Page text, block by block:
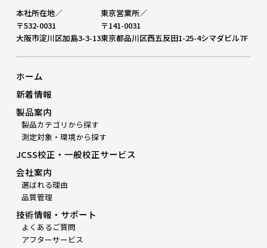
本社所在地／
〒532-0031
大阪市淀川区加島3-3-13
東京営業所／
〒141-0031
東京都品川区西五反田1-25-4シマダビル7F
ホーム
新着情報
製品案内
製品カテゴリから探す
測定対象・環境から探す
JCSS校正・一般校正サービス
会社案内
選ばれる理由
品質管理
技術情報・サポート
よくあるご質問
アフターサービス